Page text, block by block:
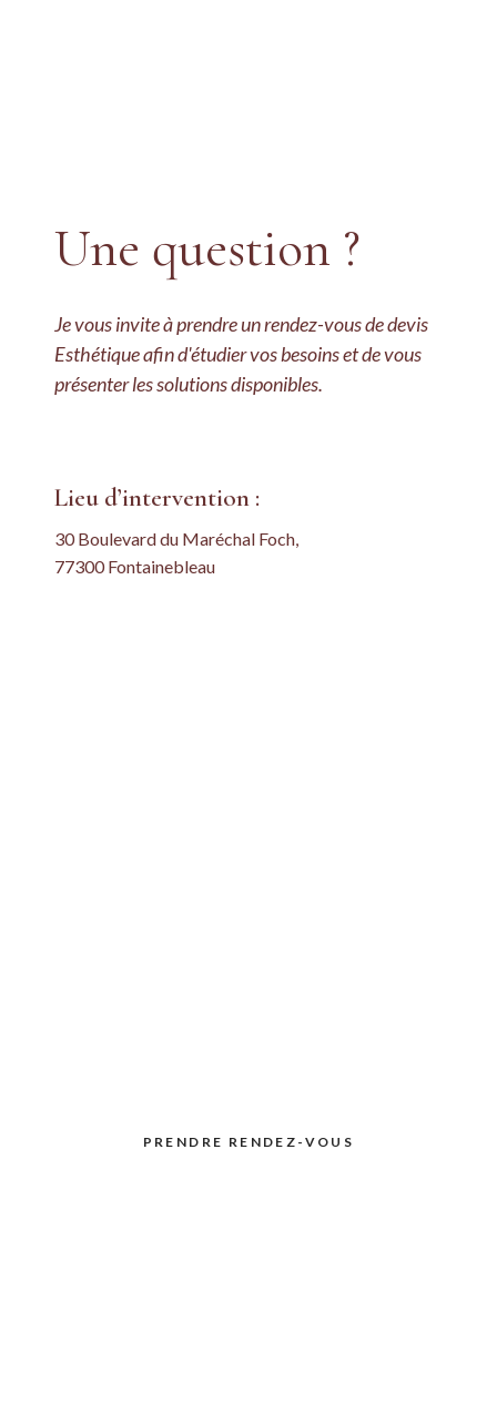
Une question ?
Je vous invite à prendre un rendez-vous de devis
Esthétique afin d'étudier vos besoins et de vous
présenter les solutions disponibles.
Lieu d’intervention :
30 Boulevard du Maréchal Foch,
77300 Fontainebleau
PRENDRE RENDEZ-VOUS